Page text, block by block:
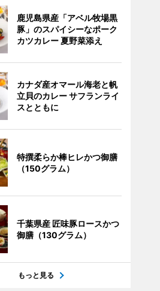
鹿児島県産「アベル牧場黒
豚」のスパイシーなポーク
カツカレー 夏野菜添え
カナダ産オマール海老と帆
立貝のカレー サフランライ
スとともに
特撰柔らか棒ヒレかつ御膳
（150グラム）
千葉県産 匠味豚ロースかつ
御膳（130グラム）
もっと見る